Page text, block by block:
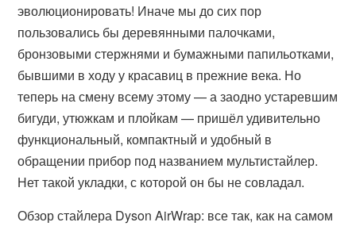
эволюционировать! Иначе мы до сих пор
пользовались бы деревянными палочками,
бронзовыми стержнями и бумажными папильотками,
бывшими в ходу у красавиц в прежние века. Но
теперь на смену всему этому — а заодно устаревшим
бигуди, утюжкам и плойкам — пришёл удивительно
функциональный, компактный и удобный в
обращении прибор под названием мультистайлер.
Нет такой укладки, с которой он бы не совладал.
Обзор стайлера Dyson AirWrap: все так, как на самом